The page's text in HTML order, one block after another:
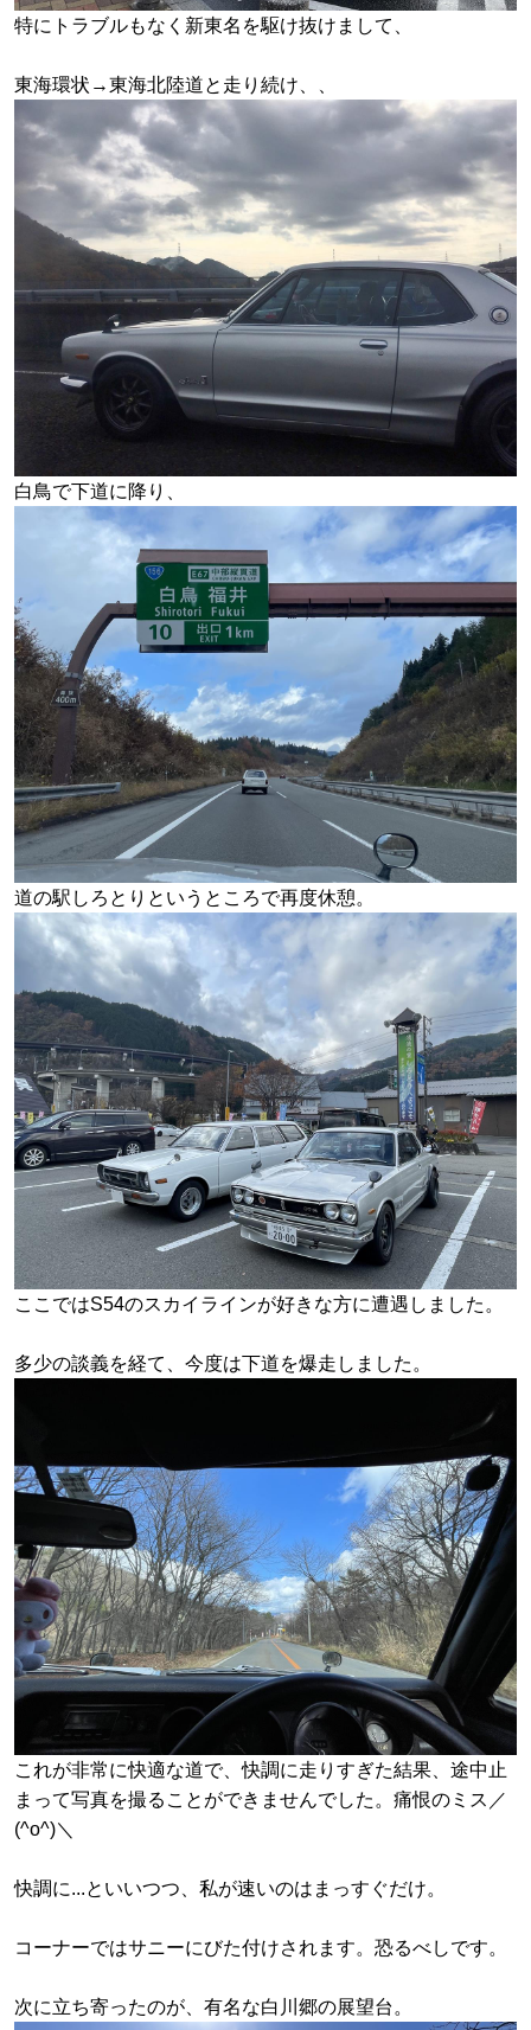
特にトラブルもなく新東名を駆け抜けまして、
東海環状→東海北陸道と走り続け、、
白鳥で下道に降り、
道の駅しろとりというところで再度休憩。
ここではS54のスカイラインが好きな方に遭遇しました。
多少の談義を経て、今度は下道を爆走しました。
これが非常に快適な道で、快調に走りすぎた結果、途中止
まって写真を撮ることができませんでした。痛恨のミス／
(^o^)＼
快調に...といいつつ、私が速いのはまっすぐだけ。
コーナーではサニーにびた付けされます。恐るべしです。
次に立ち寄ったのが、有名な白川郷の展望台。